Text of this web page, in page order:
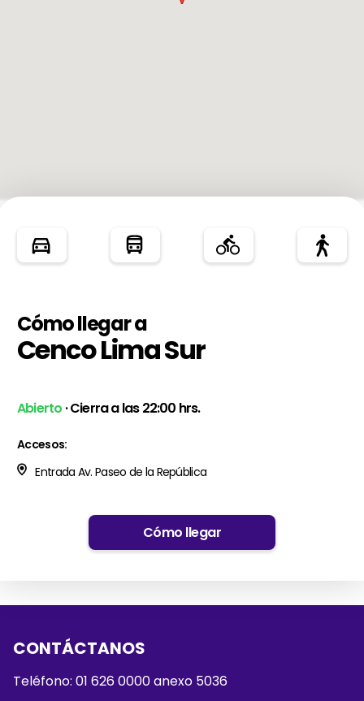
Cómo llegar a
Cenco Lima Sur
Abierto · Cierra a las 22:00 hrs.
Accesos:
Entrada Av. Paseo de la República
Cómo llegar
CONTÁCTANOS
Teléfono: 01 626 0000 anexo 5036